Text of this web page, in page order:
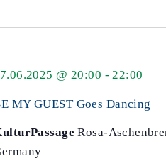
MY GUEST Goes Dancing
@ 20:00 -22:00
Rosa-